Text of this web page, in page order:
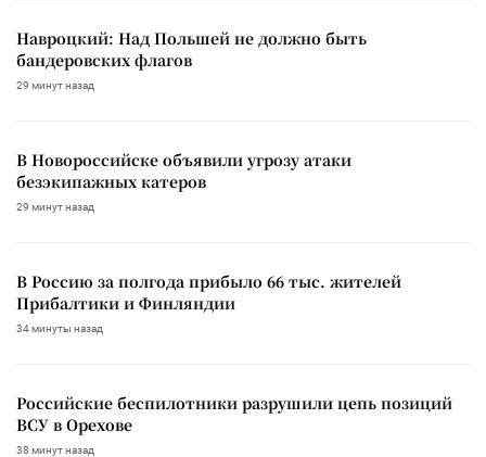
Навроцкий: Над Польшей не должно быть
бандеровских флагов
29 минут назад
В Новороссийске объявили угрозу атаки
безэкипажных катеров
29 минут назад
В Россию за полгода прибыло 66 тыс. жителей
Прибалтики и Финляндии
34 минуты назад
Российские беспилотники разрушили цепь позиций
ВСУ в Орехове
38 минут назад